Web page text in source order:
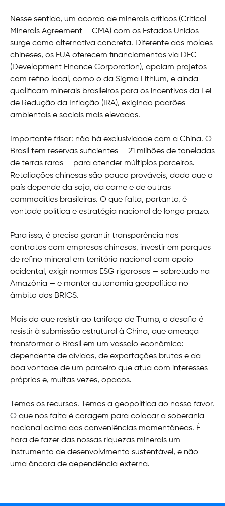
Nesse sentido, um acordo de minerais críticos (Critical
Minerals Agreement – CMA) com os Estados Unidos
surge como alternativa concreta. Diferente dos moldes
chineses, os EUA oferecem financiamentos via DFC
(Development Finance Corporation), apoiam projetos
com refino local, como o da Sigma Lithium, e ainda
qualificam minerais brasileiros para os incentivos da Lei
de Redução da Inflação (IRA), exigindo padrões
ambientais e sociais mais elevados.
Importante frisar: não há exclusividade com a China. O
Brasil tem reservas suficientes — 21 milhões de toneladas
de terras raras — para atender múltiplos parceiros.
Retaliações chinesas são pouco prováveis, dado que o
país depende da soja, da carne e de outras
commodities brasileiras. O que falta, portanto, é
vontade política e estratégia nacional de longo prazo.
Para isso, é preciso garantir transparência nos
contratos com empresas chinesas, investir em parques
de refino mineral em território nacional com apoio
ocidental, exigir normas ESG rigorosas — sobretudo na
Amazônia — e manter autonomia geopolítica no
âmbito dos BRICS.
Mais do que resistir ao tarifaço de Trump, o desafio é
resistir à submissão estrutural à China, que ameaça
transformar o Brasil em um vassalo econômico:
dependente de dívidas, de exportações brutas e da
boa vontade de um parceiro que atua com interesses
próprios e, muitas vezes, opacos.
Temos os recursos. Temos a geopolítica ao nosso favor.
O que nos falta é coragem para colocar a soberania
nacional acima das conveniências momentâneas. É
hora de fazer das nossas riquezas minerais um
instrumento de desenvolvimento sustentável, e não
uma âncora de dependência externa.